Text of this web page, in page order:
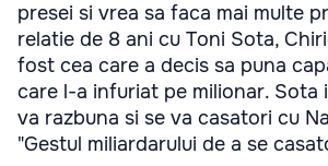
presei si vrea sa faca mai multe
relatie de 8 ani cu Toni Sota,
fost cea care a decis sa puna
care l-a infuriat pe milionar. Sota
va razbuna si se va casatori cu
"Gestul miliardarului de a se